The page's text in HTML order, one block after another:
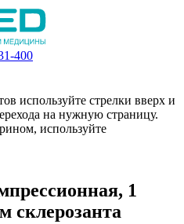
400
используйте стрелки вверх и
на нужную страницу.
используйте
1
склерозанта